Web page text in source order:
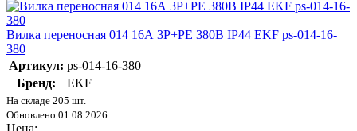
Вилка переносная 014 16А 3P+PE 380В IP44 EKF ps-014-16-
380
Артикул: ps-014-16-380
Бренд:
EKF
На складе 205 шт.
Обновлено 01.08.2026
Цена: